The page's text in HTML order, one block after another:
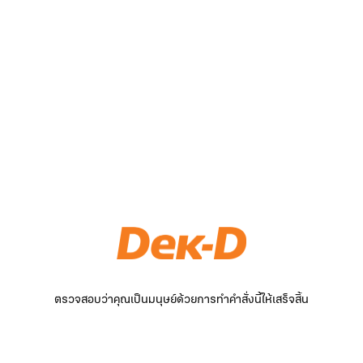
ตรวจสอบว่าคุณเป็นมนุษย์ด้วยการทำคำสั่งนี้ให้เสร็จสิ้น